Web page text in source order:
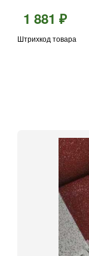
1 881 ₽
Штрихкод товара